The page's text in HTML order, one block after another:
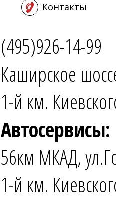
Контакты
(495)926-14-99
Каширское
1-й км.
Автосервисы:
56км МКАД,
1-й км.